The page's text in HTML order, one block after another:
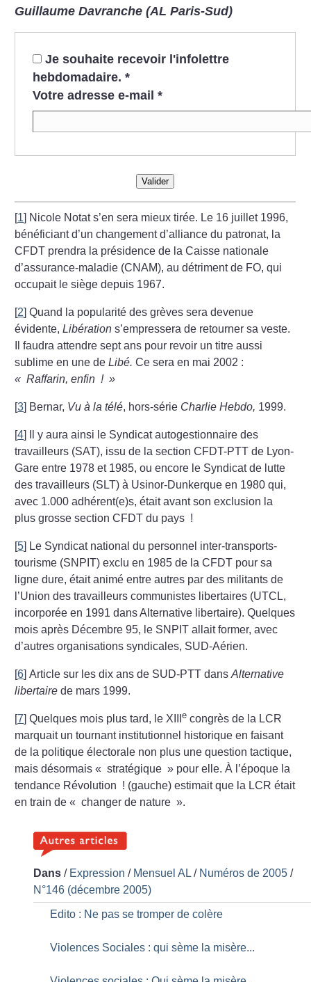
Guillaume Davranche (AL Paris-Sud)
Je souhaite recevoir l'infolettre
hebdomadaire. *
Votre adresse e-mail *
Valider
[1] Nicole Notat s’en sera mieux tirée. Le 16 juillet 1996,
bénéficiant d’un changement d’alliance du patronat, la
CFDT prendra la présidence de la Caisse nationale
d’assurance-maladie (CNAM), au détriment de FO, qui
occupait le siège depuis 1967.
[2]Quand la popularité des grèves sera devenue
évidente,Libération s’empressera de retourner sa veste.
Il faudra attendre sept ans pour revoir un titre aussi
sublime en une deLibé. Ce sera en mai 2002 :
« Raffarin, enfin ! »
[3] Bernar, Vu à la télé, hors-série Charlie Hebdo, 1999.
[4]
Il y aura ainsi le Syndicat autogestionnaire des
travailleurs (SAT), issu de la section CFDT-PTT de Lyon-
Gare entre 1978 et 1985, ou encore le Syndicat de lutte
des travailleurs (SLT) à Usinor-Dunkerque en 1980 qui,
avec 1.000 adhérent(e)s, était avant son exclusion la
plus grosse section CFDT du pays !
[5] Le Syndicat national du personnel inter-transports-
tourisme (SNPIT) exclu en 1985 de la CFDT pour sa
ligne dure, était animé entre autres par des militants de
l’Union des travailleurs communistes libertaires (UTCL,
incorporée en 1991 dans Alternative libertaire). Quelques
mois après Décembre 95, le SNPIT allait former, avec
d’autres organisations syndicales, SUD-Aérien.
[6]Article sur les dix ans de SUD-PTT dansAlternative
libertaire de mars 1999.
[7]Quelques mois plus tard, le XIIIe congrès de la LCR
marquait un tournant institutionnel historique en faisant
de la politique électorale non plus une question tactique,
mais désormais « stratégique » pour elle. À l’époque la
tendance Révolution ! (gauche) estimait que la LCR était
en train de « changer de nature ».
Dans / Expression / Mensuel AL / Numéros de 2005 /
N°146 (décembre 2005)
Edito : Ne pas se tromper de colère
Violences Sociales : qui sème la misère...